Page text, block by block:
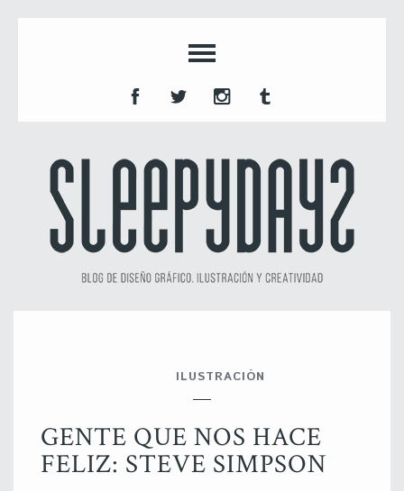
ILUSTRACIÓN
GENTE QUE NOS HACE
FELIZ: STEVE SIMPSON